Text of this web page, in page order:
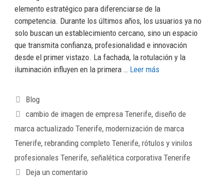
elemento estratégico para diferenciarse de la
competencia. Durante los últimos años, los usuarios ya no
solo buscan un establecimiento cercano, sino un espacio
que transmita confianza, profesionalidad e innovación
desde el primer vistazo. La fachada, la rotulación y la
iluminación influyen en la primera … Leer más
Blog
cambio de imagen de empresa Tenerife,diseño de
marca actualizado Tenerife, modernización de marca
Tenerife, rebranding completo Tenerife, rótulos y vinilos
profesionales Tenerife, señalética corporativa Tenerife
Deja un comentario